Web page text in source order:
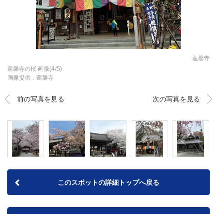
蓮馨寺
蓮馨寺の桜 画像(4/5)
画像提供：蓮馨寺
前の写真を見る 次の写真を見る
このスポットの詳細トップへ戻る